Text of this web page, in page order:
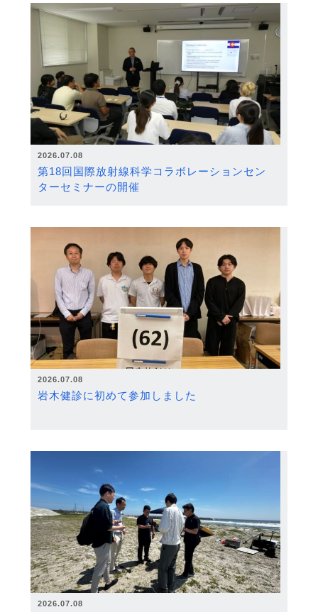
2026.07.08
第18回国際放射線科学コラボレーションセン
ターセミナーの開催
2026.07.08
岩木健診に初めて参加しました
2026.07.08